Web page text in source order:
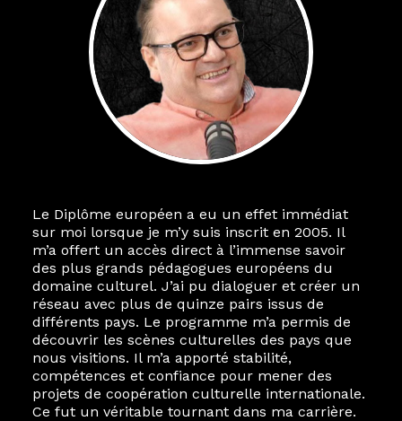
Le Diplôme européen a eu un effet immédiat
sur moi lorsque je m’y suis inscrit en 2005. Il
m’a offert un accès direct à l’immense savoir
des plus grands pédagogues européens du
domaine culturel. J’ai pu dialoguer et créer un
réseau avec plus de quinze pairs issus de
différents pays. Le programme m’a permis de
découvrir les scènes culturelles des pays que
nous visitions. Il m’a apporté stabilité,
compétences et confiance pour mener des
projets de coopération culturelle internationale.
Ce fut un véritable tournant dans ma carrière.